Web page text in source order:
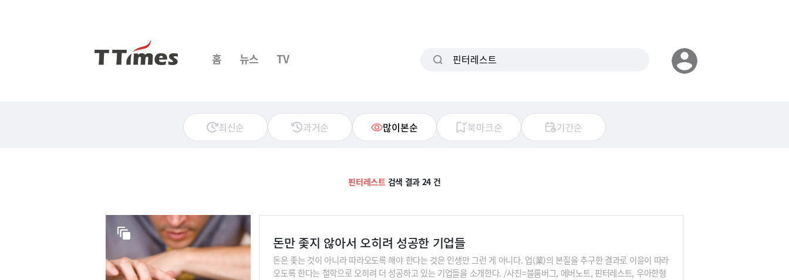
홈 뉴스 TV
최신순 과거순 많이본순 북마크순 기간순
핀터레스트검색 결과 24 건
돈만 좇지 않아서 오히려 성공한 기업들
돈은 좇는 것이 아니라 따라오도록 해야 한다는 것은 인생만 그런 게 아니다. 업(業)의 본질을 추구한 결과로 이윤이 따라
오도록 한다는 철학으로 오히려 더 성공하고 있는 기업들을 소개한다. /사진=블룸버그, 에버노트, 핀터레스트, 우아한형